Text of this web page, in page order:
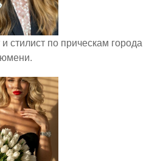
стилист по прическам города